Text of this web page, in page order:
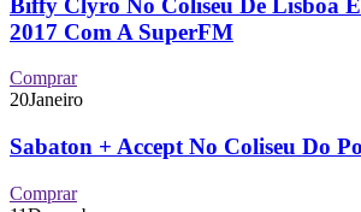
Biffy Clyro No Coliseu De Lisboa
2017 Com A SuperFM
Comprar
20Janeiro
Sabaton + Accept No Coliseu Do
Comprar